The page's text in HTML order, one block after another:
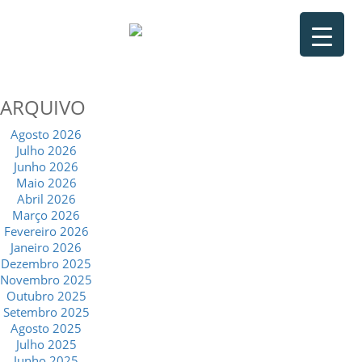
ARQUIVO
Agosto 2026
Julho 2026
Junho 2026
Maio 2026
Abril 2026
Março 2026
Fevereiro 2026
Janeiro 2026
Dezembro 2025
Novembro 2025
Outubro 2025
Setembro 2025
Agosto 2025
Julho 2025